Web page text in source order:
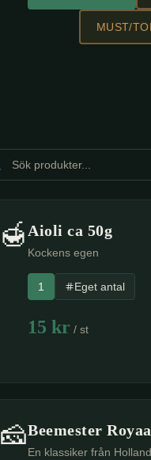
MUST/
🍯 Aioli ca 50g
Kockens egen
1 Eget antal
15 kr / st
🧀Beemester
En klassiker från